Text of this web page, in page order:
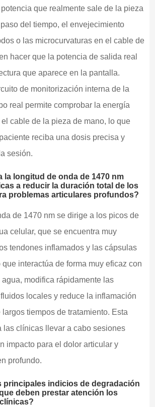
que realmente sale de la pieza
del tiempo, el envejecimiento
o las microcurvaturas en el cable de
hacer que la potencia de salida real
que aparece en la pantalla.
de monitorización interna de la
real permite comprobar la energía
cable de la pieza de mano, lo que
reciba una dosis precisa y
sesión.
la longitud de onda de 1470 nm
a reducir la duración total de los
problemas articulares profundos?
de 1470 nm se dirige a los picos de
celular, que se encuentra muy
tendones inflamados y las cápsulas
interactúa de forma muy eficaz con
agua, modifica rápidamente las
locales y reduce la inflamación
tiempos de tratamiento. Esta
las clínicas llevar a cabo sesiones
impacto para el dolor articular y
profundo.
principales indicios de degradación
deben prestar atención los